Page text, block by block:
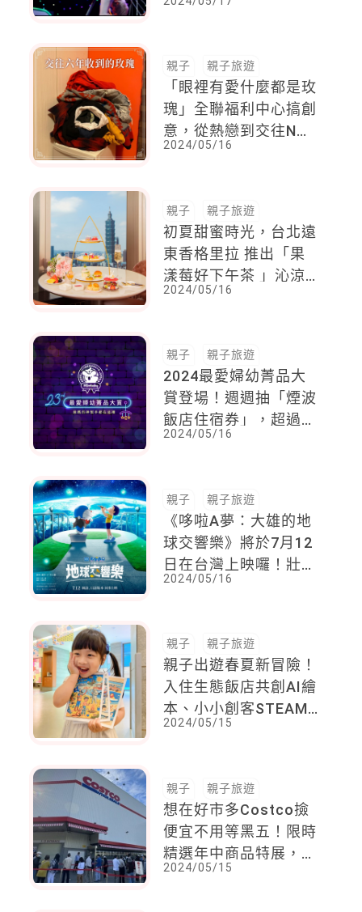
熱門國外劇團超熱門
親子 親子旅遊
「眼裡有愛什麼都是玫
瑰」全聯福利中心搞創
意，從熱戀到交往N年
怎麼越看越心酸？不
2024/05/16
親子 親子旅遊
初夏甜蜜時光，台北遠
東香格里拉 推出「果
漾莓好下午茶 」沁涼
登場
2024/05/16
親子 親子旅遊
2024最愛婦幼菁品大
賞登場！週週抽「煙波
飯店住宿券」，超過
300項總價值40萬元豐
2024/05/16
親子 親子旅遊
《哆啦A夢：大雄的地
球交響樂》將於7月12
日在台灣上映囉！壯闊
的冒險故事，並拯救地
2024/05/16
親子 親子旅遊
親子出遊春夏新冒險！
入住生態飯店共創AI繪
本、小小創客STEAM
營
2024/05/15
親子 親子旅遊
想在好市多Costco撿
便宜不用等黑五！限時
精選年中商品特展，主
婦必買攻略
2024/05/15